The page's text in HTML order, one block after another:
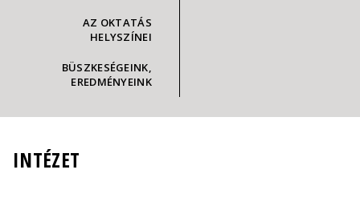
AZ OKTATÁS
HELYSZÍNEI
BÜSZKESÉGEINK,
EREDMÉNYEINK
INTÉZET